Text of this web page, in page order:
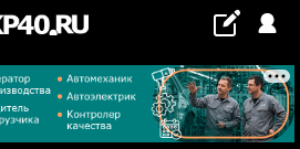
+21...+22 °С